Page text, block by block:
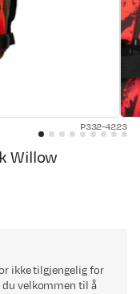
P332-4223
Willow
ikke tilgjengelig for
velkommen til å